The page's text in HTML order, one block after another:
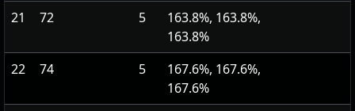
21 72 5
163.8%, 163.8%,
163.8%
22
74 5
167.6%, 167.6%,
167.6%